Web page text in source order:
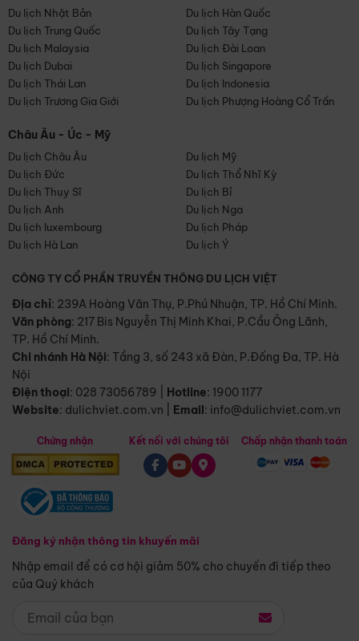
Du lịch Nhật Bản
Du lịch Hàn Quốc
Du lịch Trung Quốc
Du lịch Tây Tạng
Du lịch Malaysia
Du lịch Đài Loan
Du lịch Dubai
Du lịch Singapore
Du lịch Thái Lan
Du lịch Indonesia
Du lịch Trương Gia Giới
Du lịch Phượng Hoàng Cổ Trấn
Châu Âu - Úc - Mỹ
Du lịch Châu Âu
Du lịch Mỹ
Du lịch Đức
Du lịch Thổ Nhĩ Kỳ
Du lịch Thụy Sĩ
Du lịch Bỉ
Du lịch Anh
Du lịch Nga
Du lịch luxembourg
Du lịch Pháp
Du lịch Hà Lan
Du lịch Ý
CÔNG TY CỔ PHẦN TRUYỀN THÔNG DU LỊCH VIỆT
Địa chỉ: 239A Hoàng Văn Thụ, P.Phú Nhuận, TP. Hồ Chí Minh.
Văn phòng: 217 Bis Nguyễn Thị Minh Khai, P.Cầu Ông Lãnh,
TP. Hồ Chí Minh.
Chi nhánh Hà Nội: Tầng 3, số 243 xã Đàn, P.Đống Đa, TP. Hà
Nội
Điện thoại: 028 73056789 Hotline: 1900 1177
Website: dulichviet.com.vn Email: info@dulichviet.com.vn
Chứng nhận
Đăng ký nhận thông tin khuyến mãi
Nhập email để có cơ hội giảm 50% cho chuyến đi tiếp theo
của Quý khách
Kết nối với chúng tôi Chấp nhận thanh toán